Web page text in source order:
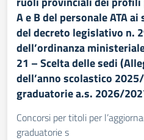
A e B del personale ATA
del decreto legislativo n.
dell’ordinanza
21 – Scelta delle sedi
dell’anno scolastico
graduatorie a.s. 2026/
Concorsi per titoli per
graduatorie s